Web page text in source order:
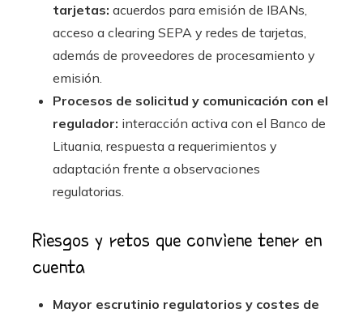
tarjetas: acuerdos para emisión de IBANs,
acceso a clearing SEPA y redes de tarjetas,
además de proveedores de procesamiento y
emisión.
Procesos de solicitud y comunicación con el
regulador: interacción activa con el Banco de
Lituania, respuesta a requerimientos y
adaptación frente a observaciones
regulatorias.
Riesgos y retos que conviene tener en
cuenta
Mayor escrutinio regulatorios y costes de